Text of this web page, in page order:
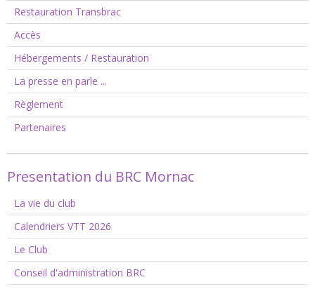
Restauration Transbrac
Accès
Hébergements / Restauration
La presse en parle ...
Règlement
Partenaires
Presentation du BRC Mornac
La vie du club
Calendriers VTT 2026
Le Club
Conseil d'administration BRC